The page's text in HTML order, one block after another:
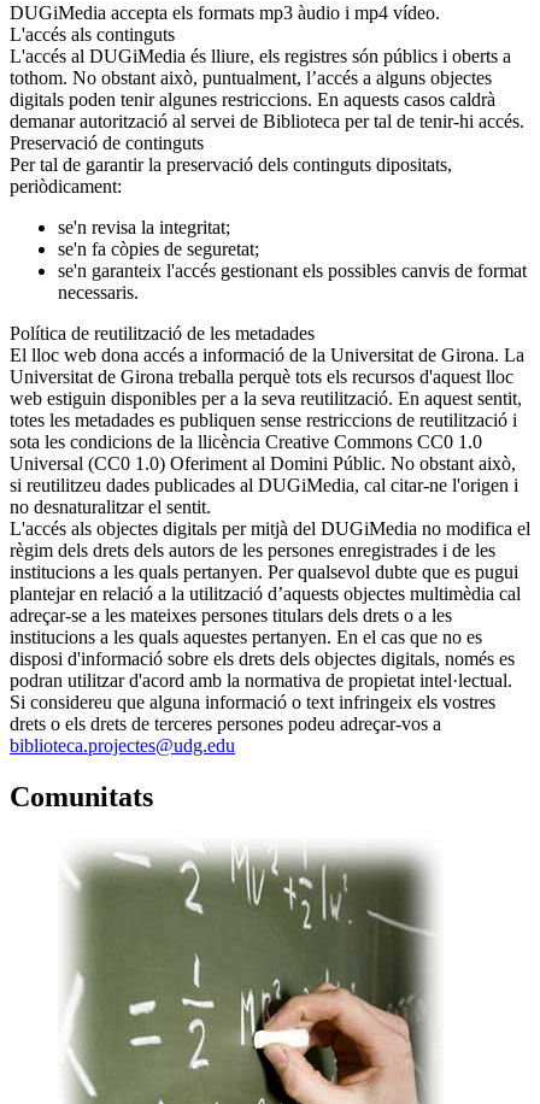
DUGiMedia accepta els formats mp3 àudio i mp4 vídeo.
L'accés als continguts
L'accés al DUGiMedia és lliure, els registres són públics i oberts a
tothom. No obstant això, puntualment, l’accés a alguns objectes
digitals poden tenir algunes restriccions. En aquests casos caldrà
demanar autorització al servei de Biblioteca per tal de tenir-hi accés.
Preservació de continguts
Per tal de garantir la preservació dels continguts dipositats,
periòdicament:
se'n revisa la integritat;
se'n fa còpies de seguretat;
se'n garanteix l'accés gestionant els possibles canvis de format
necessaris.
Política de reutilització de les metadades
El lloc web dona accés a informació de la Universitat de Girona. La
Universitat de Girona treballa perquè tots els recursos d'aquest lloc
web estiguin disponibles per a la seva reutilització. En aquest sentit,
totes les metadades es publiquen sense restriccions de reutilització i
sota les condicions de la llicència Creative Commons CC0 1.0
Universal (CC0 1.0) Oferiment al Domini Públic. No obstant això,
si reutilitzeu dades publicades al DUGiMedia, cal citar-ne l'origen i
no desnaturalitzar el sentit.
L'accés als objectes digitals per mitjà del DUGiMedia no modifica el
règim dels drets dels autors de les persones enregistrades i de les
institucions a les quals pertanyen. Per qualsevol dubte que es pugui
plantejar en relació a la utilització d’aquests objectes multimèdia cal
adreçar-se a les mateixes persones titulars dels drets o a les
institucions a les quals aquestes pertanyen. En el cas que no es
disposi d'informació sobre els drets dels objectes digitals, només es
podran utilitzar d'acord amb la normativa de propietat intel·lectual.
Si considereu que alguna informació o text infringeix els vostres
drets o els drets de terceres persones podeu adreçar-vos a
biblioteca.projectes@udg.edu
Comunitats